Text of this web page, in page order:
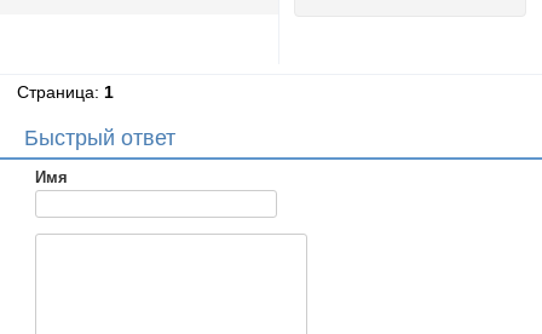
Страница: 1
Быстрый ответ
Имя